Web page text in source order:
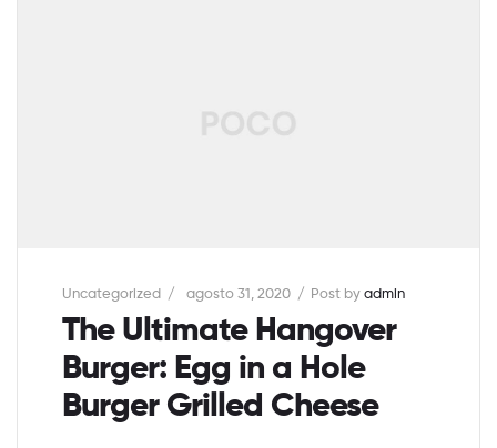
Uncategorized agosto 31, 2020 Post by admin
The Ultimate Hangover
Burger: Egg in a Hole
Burger Grilled Cheese